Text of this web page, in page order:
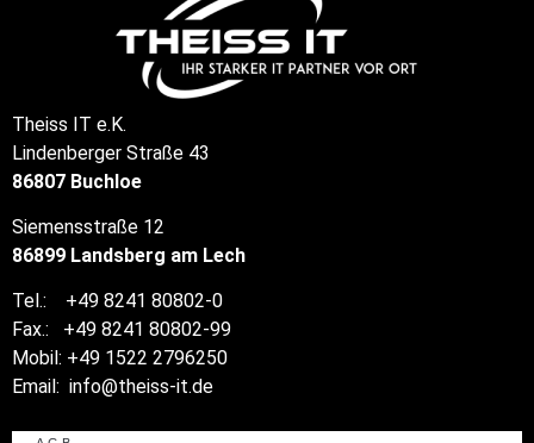
Theiss IT e.K.
Lindenberger Straße 43
86807 Buchloe
Siemensstraße 12
86899 Landsberg am Lech
Tel.: +49 8241 80802-0
Fax.: +49 8241 80802-99
Mobil: +49 1522 2796250
Email: info@theiss-it.de